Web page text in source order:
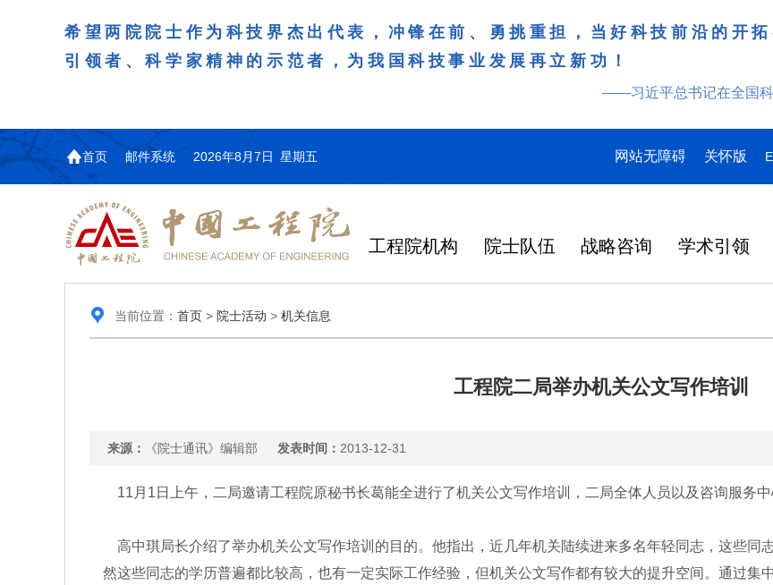
希望两院院士作为科技界杰出代表，冲锋在前、勇挑重担，当好科技前沿的开
引领者、科学家精神的示范者，为我国科技事业发展再立新功！
——习近平总书记在全国科
首页 邮件系统 2026年8月7日 星期五 网站无障碍 关怀版
工程院机构 院士队伍 战略咨询 学术引领
当前位置： 首页> 院士活动 > 机关信息
工程院二局举办机关公文写作培训
来源： 《院士通讯》编辑部 发表时间： 2013-12-31
11月1日上午，二局邀请工程院原秘书长葛能全进行了机关公文写作培训，二局全体人员以及咨询服务中
高中琪局长介绍了举办机关公文写作培训的目的。他指出，近几年机关陆续进来多名年轻同志，这些同
然这些同志的学历普遍都比较高，也有一定实际工作经验，但机关公文写作都有较大的提升空间。通过集